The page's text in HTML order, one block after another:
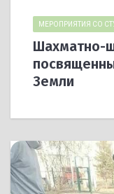
МЕРОПРИЯТИЯ СО
Шахматно-
Земли